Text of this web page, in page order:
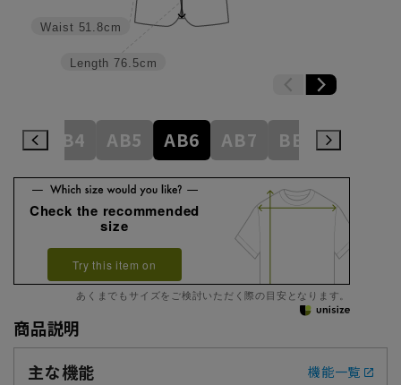
Length 76.5cm
Waist 51.8cm
AB4 AB5 AB6 AB7 BE3 BE4
Check the recommended
size
Try this item on
あくまでもサイズをご検討いただく際の目安となります。
商品説明
主な機能
機能一覧